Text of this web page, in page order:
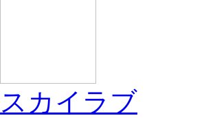
スカイラブ